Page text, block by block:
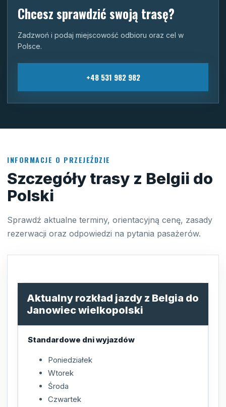
Chcesz sprawdzić swoją trasę?
Zadzwoń i podaj miejscowość odbioru oraz cel w
Polsce.
+48 531 982 982
INFORMACJE O PRZEJEŹDZIE
Szczegóły trasy z Belgii do
Polski
Sprawdź aktualne terminy, orientacyjną cenę, zasady
rezerwacji oraz odpowiedzi na pytania pasażerów.
Aktualny rozkład jazdy z Belgia do
Janowiec wielkopolski
Standardowe dni wyjazdów
Poniedziałek
Wtorek
Środa
Czwartek